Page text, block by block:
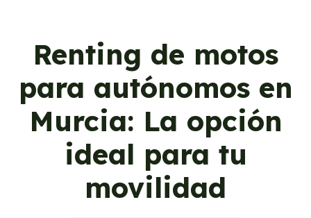
Renting de motos
para autónomos en
Murcia: La opción
ideal para tu
movilidad